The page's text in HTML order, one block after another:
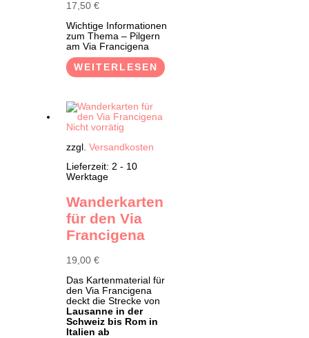
17,50€
Wichtige Informationen
zum Thema – Pilgern
am Via Francigena
WEITERLESEN
Nicht vorrätig
zzgl.Versandkosten
Lieferzeit:2 - 10
Werktage
Wanderkarten
für den Via
Francigena
19,00€
Das Kartenmaterial für
den Via Francigena
deckt die Strecke von
Lausanne in der
Schweiz bis Rom in
Italien ab